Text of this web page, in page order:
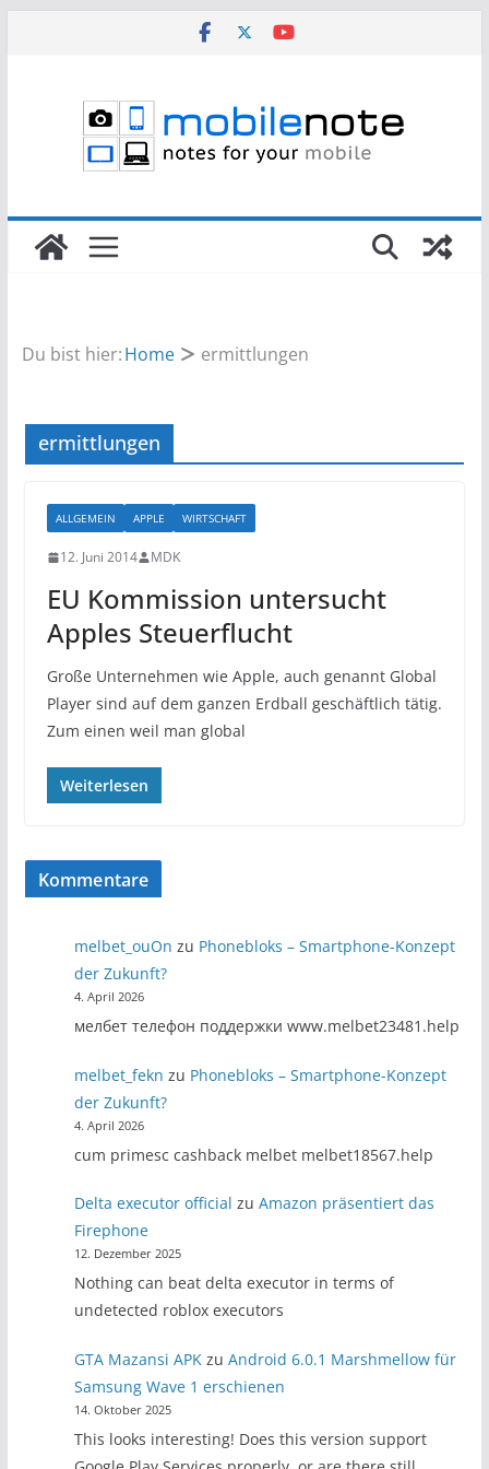
Du bist hier:Home ermittlungen
ermittlungen
ALLGEMEIN APPLE WIRTSCHAFT
12. Juni 2014 MDK
EU Kommission untersucht
Apples Steuerflucht
Große Unternehmen wie Apple, auch genannt Global
Player sind auf dem ganzen Erdball geschäftlich tätig.
Zum einen weil man global
Weiterlesen
Kommentare
melbet_ouOn zu Phonebloks – Smartphone-Konzept
der Zukunft?
4. April 2026
мелбет телефон поддержки www.melbet23481.help
melbet_fekn zu Phonebloks – Smartphone-Konzept
der Zukunft?
4. April 2026
cum primesc cashback melbet melbet18567.help
Delta executor official zuAmazon präsentiert das
Firephone
12. Dezember 2025
Nothing can beat delta executor in terms of
undetected roblox executors
GTA Mazansi APK zuAndroid 6.0.1 Marshmellow für
Samsung Wave 1 erschienen
14. Oktober 2025
This looks interesting! Does this version support